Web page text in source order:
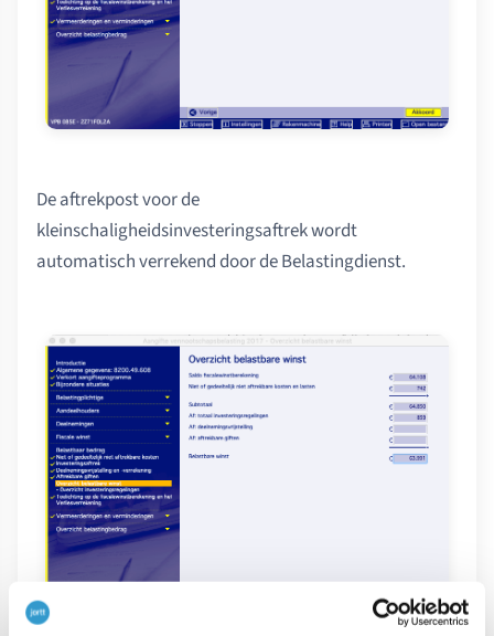
De aftrekpost voor de
kleinschaligheidsinvesteringsaftrek wordt
automatisch verrekend door de Belastingdienst.